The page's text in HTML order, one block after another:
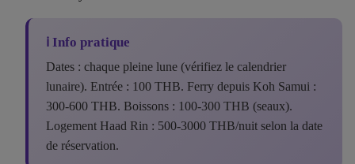
ℹ️ Info pratique
Dates : chaque pleine lune (vérifiez le calendrier
lunaire). Entrée : 100 THB. Ferry depuis Koh Samui :
300-600 THB. Boissons : 100-300 THB (seaux).
Logement Haad Rin : 500-3000 THB/nuit selon la date
de réservation.